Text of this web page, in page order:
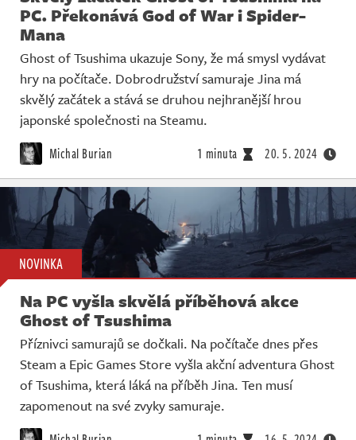
PC. Překonává God of War i Spider-
Mana
Ghost of Tsushima ukazuje Sony, že má smysl vydávat
hry na počítače. Dobrodružství samuraje Jina má
skvělý začátek a stává se druhou nejhranější hrou
japonské společnosti na Steamu.
Michal Burian 1 minuta 20. 5. 2024
NOVINKA
Na PC vyšla skvělá příběhová akce
Ghost of Tsushima
Příznivci samurajů se dočkali. Na počítače dnes přes
Steam a Epic Games Store vyšla akční adventura Ghost
of Tsushima, která láká na příběh Jina. Ten musí
zapomenout na své zvyky samuraje.